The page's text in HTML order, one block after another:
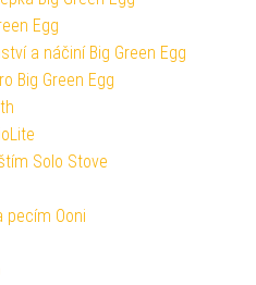
Egg
a náčiní Big Green Egg
Big Green Egg
Solo Stove
pecím Ooni